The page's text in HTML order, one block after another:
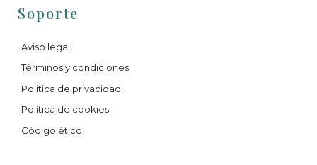
Soporte
Aviso legal
Términos y condiciones
Politica de privacidad
Política de cookies
Código ético